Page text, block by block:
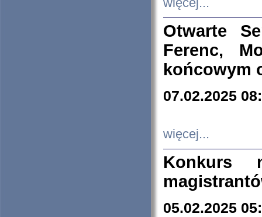
więcej...
Otwarte
Ferenc,
końcowym
07.02.2025
więcej...
Konkurs
05.02.2025